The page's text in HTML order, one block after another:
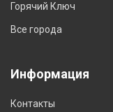
Горячий Ключ
Все города
Информация
Контакты